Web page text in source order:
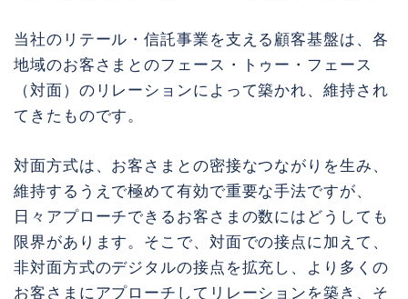
当社のリテール・信託事業を支える顧客基盤は、各
地域のお客さまとのフェース・トゥー・フェース
（対面）のリレーションによって築かれ、維持され
てきたものです。
対面方式は、お客さまとの密接なつながりを生み、
維持するうえで極めて有効で重要な手法ですが、
日々アプローチできるお客さまの数にはどうしても
限界があります。そこで、対面での接点に加えて、
非対面方式のデジタルの接点を拡充し、より多くの
お客さまにアプローチしてリレーションを築き、そ